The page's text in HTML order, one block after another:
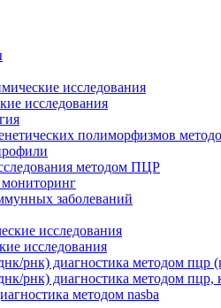
исследования
исследования
полиморфизмов
методом ПЦР
заболеваний
исследования
исследования
рнк) диагностика методом пцр
рнк) диагностика методом пцр,
методом nasba